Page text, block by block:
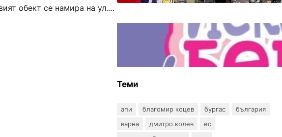
обект се намира на ул.
Инвитро подкрепата под
въпрос? „Искам бебе“ се обяви
срещу прехвърлянето на
Центъра към НЗОК
Теми
апи благомир коцев бургас
българия
варна
дмитро колев
ес